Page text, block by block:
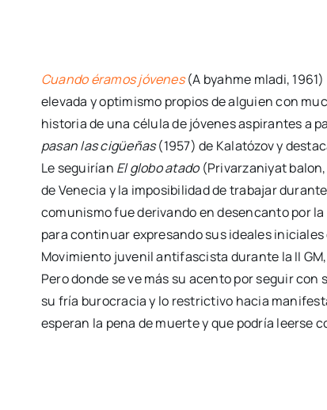
Cuando éramos jóvenes(A byahme mladi,
elevada y optimismo propios de alguien con
historia de una célula de jóvenes aspirantes a
pasan las cigüeñas(1957) de Kalatózov y
Le seguirían El globo atado(Privarzaniyat
de Venecia y la imposibilidad de trabajar
comunismo fue derivando en desencanto por
para continuar expresando sus ideales
Movimiento juvenil antifascista durante la II
Pero donde se ve más su acento por seguir
su fría burocracia y lo restrictivo hacia
esperan la pena de muerte y que podría leerse